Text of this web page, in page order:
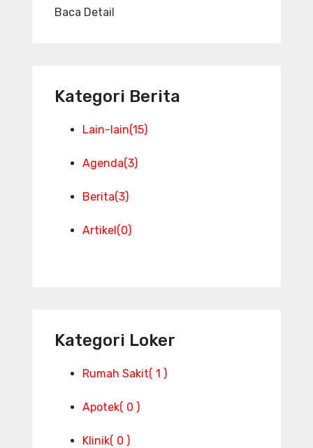
Baca Detail
Kategori Berita
Lain-lain(15)
Agenda(3)
Berita(3)
Artikel(0)
Kategori Loker
Rumah Sakit( 1 )
Apotek( 0 )
Klinik( 0 )